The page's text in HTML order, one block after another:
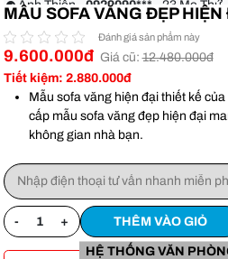
Chị Hoa -0988068***- 56 Nguyễn
Anh Việt -0349582***- Toà
Anh Hoàn -0904186***- 155 xẹc 48
quận Bình Thạnh
Chị Linh - 0916878***
Anh Vũ -0911861***- S107, Vihome
MẪU SOFA VĂNG ĐẸP
Đánh giá sản phẩm này
9.600.000đ Giá cũ:12.480.000đ
Tiết kiệm: 2.880.000đ
Mẫu sofa văng hiện đại thiết kế
cấp mẫu sofa văng đẹp hiện đại
không gian nhà bạn.
- + THÊM VÀO GIỎ
HỆ THỐNG VĂN